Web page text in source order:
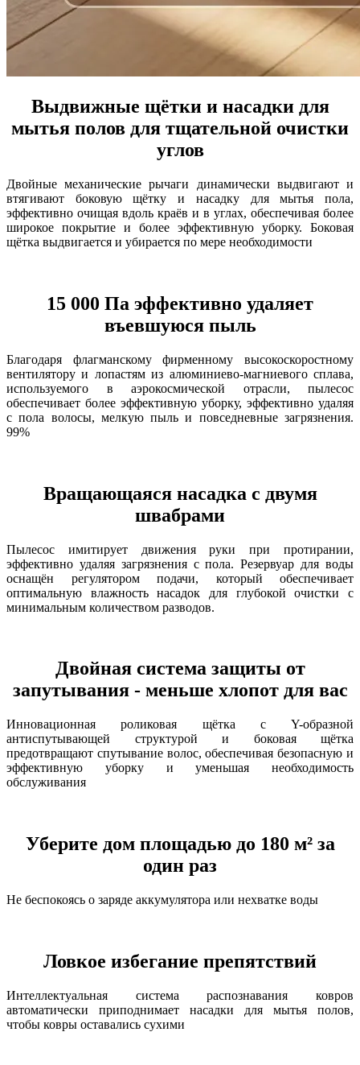
Выдвижные щётки и насадки для
мытья полов для тщательной очистки
углов
Двойные механические рычаги динамически выдвигают и
втягивают боковую щётку и насадку для мытья пола,
эффективно очищая вдоль краёв и в углах, обеспечивая более
широкое покрытие и более эффективную уборку. Боковая
щётка выдвигается и убирается по мере необходимости
15 000 Па эффективно удаляет
въевшуюся пыль
Благодаря флагманскому фирменному высокоскоростному
вентилятору и лопастям из алюминиево-магниевого сплава,
используемого в аэрокосмической отрасли, пылесос
обеспечивает более эффективную уборку, эффективно удаляя
с пола волосы, мелкую пыль и повседневные загрязнения.
99%
Вращающаяся насадка с двумя
швабрами
Пылесос имитирует движения руки при протирании,
эффективно удаляя загрязнения с пола. Резервуар для воды
оснащён регулятором подачи, который обеспечивает
оптимальную влажность насадок для глубокой очистки с
минимальным количеством разводов.
Двойная система защиты от
запутывания - меньше хлопот для вас
Инновационная роликовая щётка с Y-образной
антиспутывающей структурой и боковая щётка
предотвращают спутывание волос, обеспечивая безопасную и
эффективную уборку и уменьшая необходимость
обслуживания
Уберите дом площадью до 180 м² за
один раз
Не беспокоясь о заряде аккумулятора или нехватке воды
Ловкое избегание препятствий
Интеллектуальная система распознавания ковров
автоматически приподнимает насадки для мытья полов,
чтобы ковры оставались сухими